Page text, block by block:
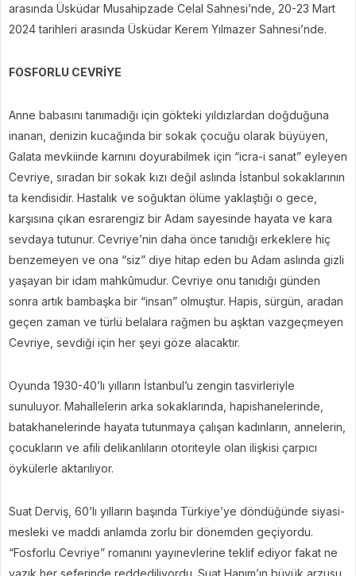
arasında Üsküdar Musahipzade Celal Sahnesi’nde, 20-23 Mart
2024 tarihleri arasında Üsküdar Kerem Yılmazer Sahnesi’nde.
FOSFORLU CEVRİYE
Anne babasını tanımadığı için gökteki yıldızlardan doğduğuna
inanan, denizin kucağında bir sokak çocuğu olarak büyüyen,
Galata mevkiinde karnını doyurabilmek için “icra-i sanat” eyleyen
Cevriye, sıradan bir sokak kızı değil aslında İstanbul sokaklarının
ta kendisidir. Hastalık ve soğuktan ölüme yaklaştığı o gece,
karşısına çıkan esrarengiz bir Adam sayesinde hayata ve kara
sevdaya tutunur. Cevriye’nin daha önce tanıdığı erkeklere hiç
benzemeyen ve ona “siz” diye hitap eden bu Adam aslında gizli
yaşayan bir idam mahkûmudur. Cevriye onu tanıdığı günden
sonra artık bambaşka bir “insan” olmuştur. Hapis, sürgün, aradan
geçen zaman ve türlü belalara rağmen bu aşktan vazgeçmeyen
Cevriye, sevdiği için her şeyi göze alacaktır.
Oyunda 1930-40’lı yılların İstanbul’u zengin tasvirleriyle
sunuluyor. Mahallelerin arka sokaklarında, hapishanelerinde,
batakhanelerinde hayata tutunmaya çalışan kadınların, annelerin,
çocukların ve afili delikanlıların otoriteyle olan ilişkisi çarpıcı
öykülerle aktarılıyor.
Suat Derviş, 60’lı yılların başında Türkiye’ye döndüğünde siyasi-
mesleki ve maddi anlamda zorlu bir dönemden geçiyordu.
“Fosforlu Cevriye” romanını yayınevlerine teklif ediyor fakat ne
yazık her seferinde reddediliyordu. Suat Hanım’ın büyük arzusu,